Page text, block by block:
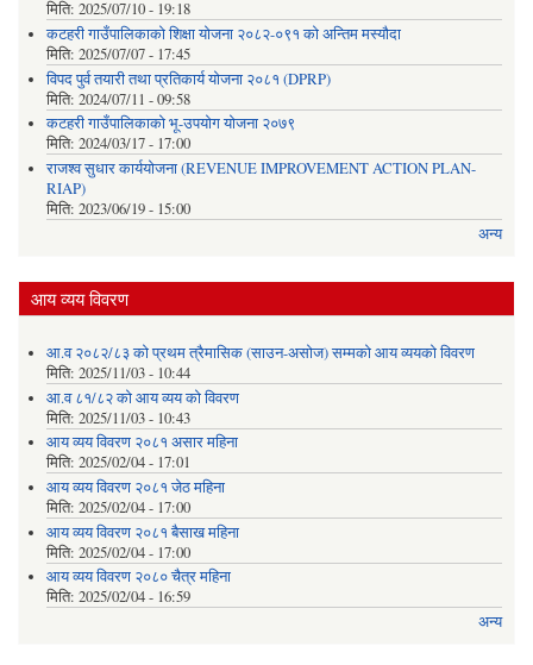
मिति: 2025/07/10 - 19:18
कटहरी गाउँपालिकाको शिक्षा योजना २०८२-०९१ को अन्तिम मस्यौदा
मिति: 2025/07/07 - 17:45
विपद पुर्व तयारी तथा प्रतिकार्य योजना २०८१ (DPRP)
मिति: 2024/07/11 - 09:58
कटहरी गाउँपालिकाको भू-उपयोग योजना २०७९
मिति: 2024/03/17 - 17:00
राजश्व सुधार कार्ययोजना (REVENUE IMPROVEMENT ACTION PLAN-
RIAP)
मिति: 2023/06/19 - 15:00
अन्य
आय व्यय विवरण
आ.व २०८२/८३ को प्रथम त्रैमासिक (साउन-असोज) सम्मको आय व्ययको विवरण
मिति: 2025/11/03 - 10:44
आ.व ८१/८२ को आय व्यय को विवरण
मिति: 2025/11/03 - 10:43
आय व्यय विवरण २०८१ असार महिना
मिति: 2025/02/04 - 17:01
आय व्यय विवरण २०८१ जेठ महिना
मिति: 2025/02/04 - 17:00
आय व्यय विवरण २०८१ बैसाख महिना
मिति: 2025/02/04 - 17:00
आय व्यय विवरण २०८० चैत्र महिना
मिति: 2025/02/04 - 16:59
अन्य